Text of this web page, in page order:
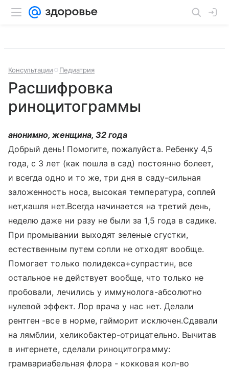
Консультации Педиатрия
Расшифровка
риноцитограммы
анонимно, женщина, 32 года
Добрый день! Помогите, пожалуйста. Ребенку 4,5
года, с 3 лет (как пошла в сад) постоянно болеет,
и всегда одно и то же, три дня в саду-сильная
заложенность носа, высокая температура, соплей
нет,кашля нет.Всегда начинается на третий день,
неделю даже ни разу не были за 1,5 года в садике.
При промывании выходят зеленые сгустки,
естественным путем сопли не отходят вообще.
Помогает только полидекса+супрастин, все
остальное не действует вообще, что только не
пробовали, лечились у иммунолога-абсолютно
нулевой эффект. Лор врача у нас нет. Делали
рентген -все в норме, гайморит исключен.Сдавали
на лямблии, хеликобактер-отрицательно. Вычитав
в интернете, сделали риноцитограмму:
грамвариабельная флора - кокковая кол-во